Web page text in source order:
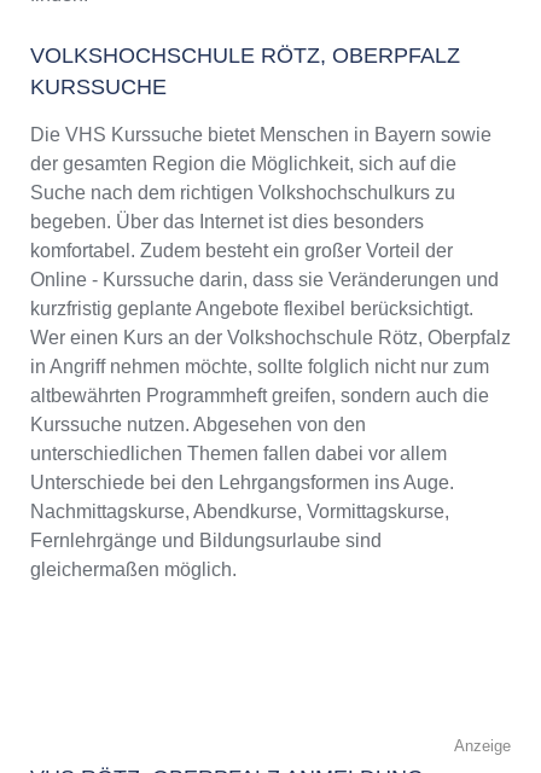
VOLKSHOCHSCHULE RÖTZ, OBERPFALZ
KURSSUCHE
Die VHS Kurssuche bietet Menschen in Bayern sowie
der gesamten Region die Möglichkeit, sich auf die
Suche nach dem richtigen Volkshochschulkurs zu
begeben. Über das Internet ist dies besonders
komfortabel. Zudem besteht ein großer Vorteil der
Online - Kurssuche darin, dass sie Veränderungen und
kurzfristig geplante Angebote flexibel berücksichtigt.
Wer einen Kurs an der Volkshochschule Rötz, Oberpfalz
in Angriff nehmen möchte, sollte folglich nicht nur zum
altbewährten Programmheft greifen, sondern auch die
Kurssuche nutzen. Abgesehen von den
unterschiedlichen Themen fallen dabei vor allem
Unterschiede bei den Lehrgangsformen ins Auge.
Nachmittagskurse, Abendkurse, Vormittagskurse,
Fernlehrgänge und Bildungsurlaube sind
gleichermaßen möglich.
Anzeige